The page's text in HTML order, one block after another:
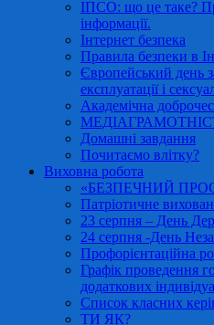
ІПСО: що це таке?
інформації.
Інтернет безпека
Правила безпеки в
Європейський день
експлуатації і
Академічна
Домашні завдання
Почитаємо влітку?
Виховна робота
«БЕЗПЕЧНИЙ
Патріотичне
23 серпня – День
24 серпня -День
Профорієнтаційна
Графік проведення
додаткових
Список класних
ТИ ЯК?